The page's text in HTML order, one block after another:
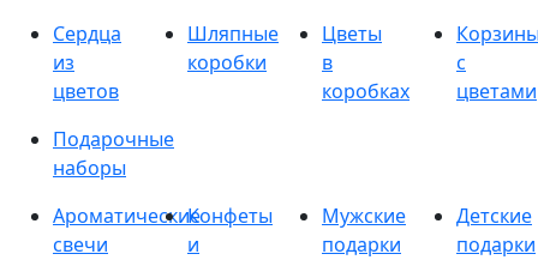
Сердца
из
цветов
Шляпные
коробки
Цветы
в
коробках
с
цветами
Подарочные
наборы
Ароматические
свечи
Конфеты
и
Мужские
подарки
Детские
подарки